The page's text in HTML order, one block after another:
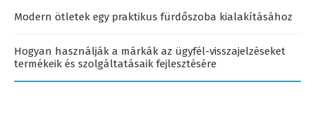
Modern ötletek egy praktikus fürdőszoba kialakításához
Hogyan használják a márkák az ügyfél-visszajelzéseket
termékeik és szolgáltatásaik fejlesztésére